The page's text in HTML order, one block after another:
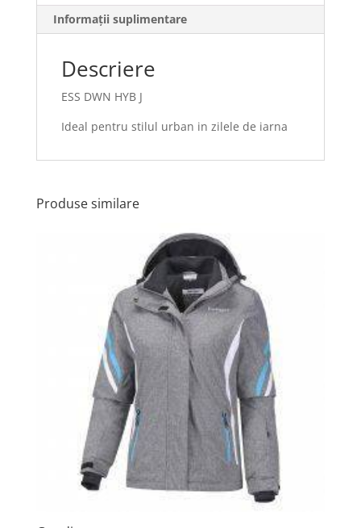
Informații suplimentare
Descriere
ESS DWN HYB J
Ideal pentru stilul urban in zilele de iarna
Produse similare